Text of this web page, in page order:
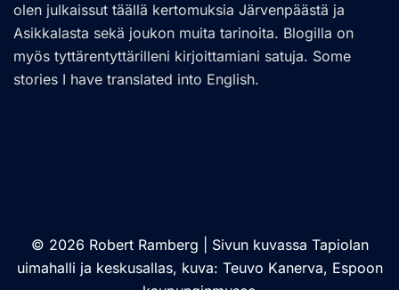
olen julkaissut täällä kertomuksia Järvenpäästä ja
Asikkalasta sekä joukon muita tarinoita. Blogilla on
myös tyttärentyttärilleni kirjoittamiani satuja. Some
stories I have translated into English.
© 2026 Robert Ramberg | Sivun kuvassa Tapiolan
uimahalli ja keskusallas, kuva: Teuvo Kanerva, Espoon